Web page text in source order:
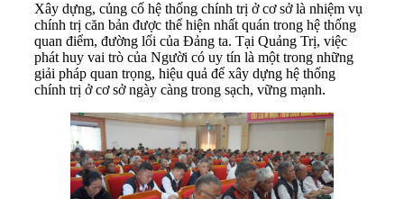
Xây dựng, củng cố hệ thống chính trị ở cơ sở là nhiệm vụ
chính trị căn bản được thể hiện nhất quán trong hệ thống
quan điểm, đường lối của Đảng ta. Tại Quảng Trị, việc
phát huy vai trò của Người có uy tín là một trong những
giải pháp quan trọng, hiệu quả để xây dựng hệ thống
chính trị ở cơ sở ngày càng trong sạch, vững mạnh.